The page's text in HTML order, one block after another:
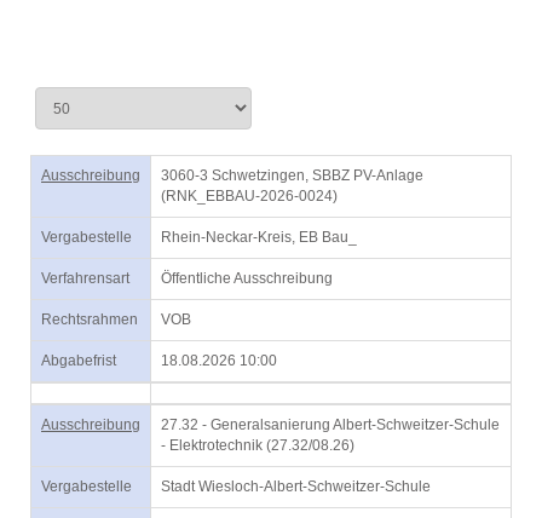
Ausschreibung
3060-3 Schwetzingen, SBBZ PV-Anlage
(RNK_EBBAU-2026-0024)
Vergabestelle Rhein-Neckar-Kreis, EB Bau_
Verfahrensart Öffentliche Ausschreibung
Rechtsrahmen VOB
Abgabefrist 18.08.2026 10:00
Ausschreibung
27.32 - Generalsanierung Albert-Schweitzer-Schule
- Elektrotechnik (27.32/08.26)
Vergabestelle Stadt Wiesloch-Albert-Schweitzer-Schule